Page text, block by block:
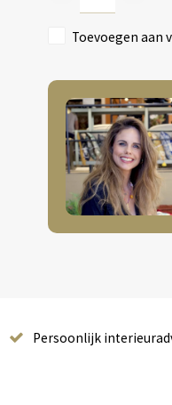
Toevoegen aan
Persoonlijk